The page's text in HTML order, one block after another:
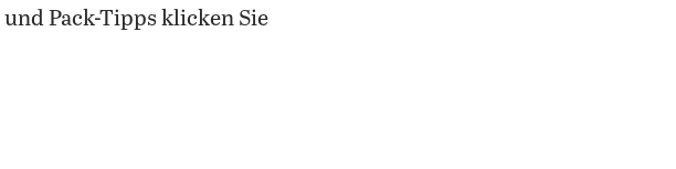
Pack-Tipps klicken Sie